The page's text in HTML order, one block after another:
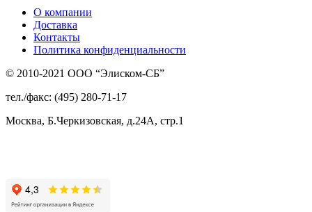
О компании
Доставка
Контакты
Политика конфиденциальности
© 2010-2021 ООО “Элиском-СБ”
тел./факс: (495) 280-71-17
Москва, Б.Черкизовская, д.24А, стр.1